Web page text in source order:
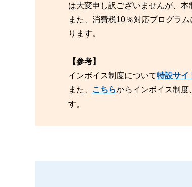
は大変申し訳ございませんが、本
また、消費税10％対応プログラ
ります。
【参考】
インボイス制度について特設サイ
また、 こちらからインボイス制
す。